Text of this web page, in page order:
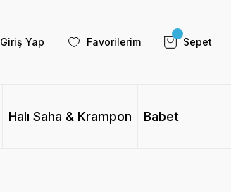
Giriş Yap Favorilerim Sepet
Halı Saha & Krampon Babet